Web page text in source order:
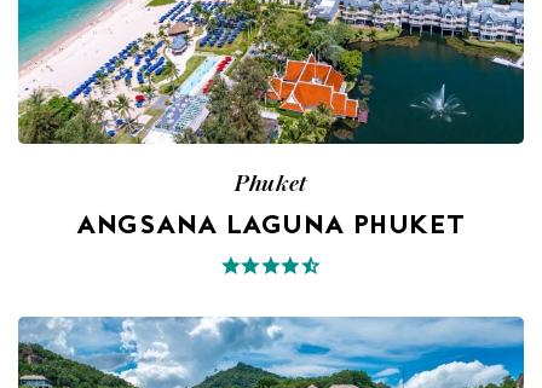
Phuket
ANGSANA LAGUNA PHUKET